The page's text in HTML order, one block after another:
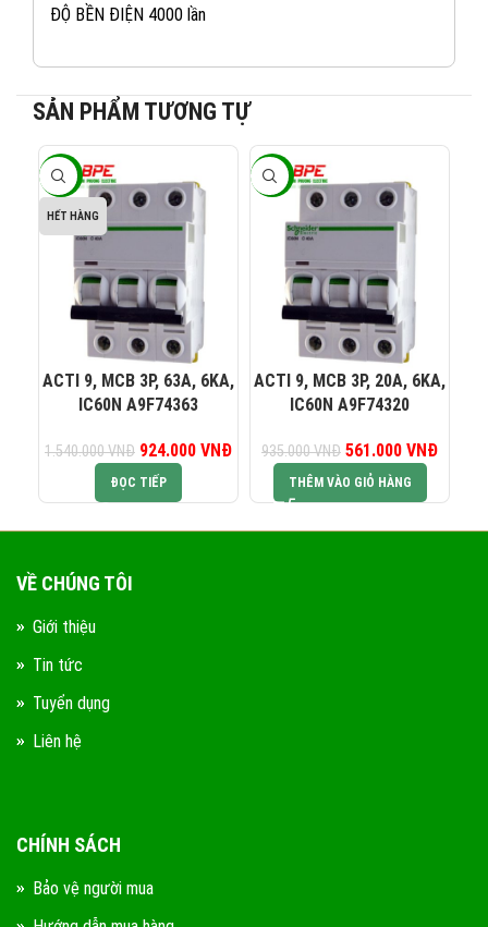
ĐỘ BỀN ĐIỆN 4000 lần
SẢN PHẨM TƯƠNG TỰ
-40%
HẾT HÀNG
ACTI 9, MCB 3P, 63A, 6KA,
IC60N A9F74363
1.540.000VNĐ
Giá gốc là:
1.540.000 VNĐ.
924.000 VNĐ Giá hiện tại là:
924.000 VNĐ.
ĐỌC TIẾP
-40%
ACTI 9, MCB 3P, 20A, 6KA,
IC60N A9F74320
935.000VNĐ
Giá gốc là:
935.000 VNĐ.
561.000 VNĐ
THÊM VÀO GIỎ HÀNG
VỀ CHÚNG TÔI
Giới thiệu
Tin tức
Tuyển dụng
Liên hệ
CHÍNH SÁCH
Bảo vệ người mua
KINH DOANH 1: 082 234 2688
KINH DOANH 2: 0965 101 613
KINH DOANH 3: 0824 927 568
KINH DOANH 4: 0823 944 186